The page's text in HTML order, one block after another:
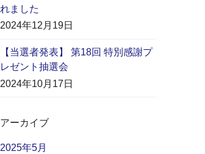
れました
2024年12月19日
【当選者発表】 第18回 特別感謝プ
レゼント抽選会
2024年10月17日
アーカイブ
2025年5月